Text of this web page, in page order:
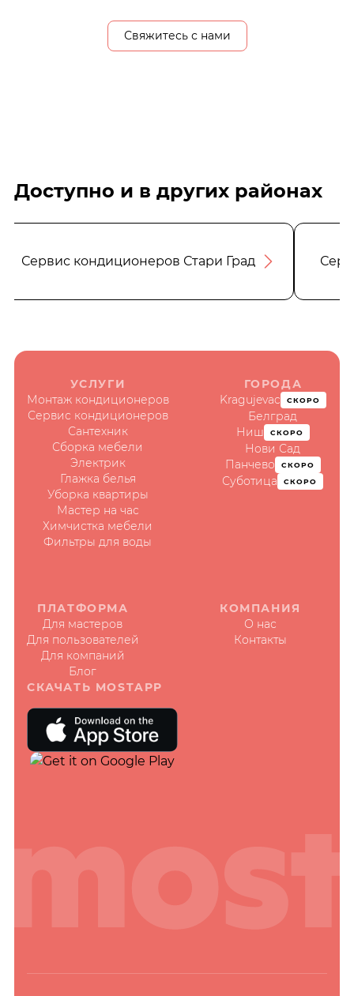
Свяжитесь с нами
Доступно и в других районах
Сервис кондиционеров Стари Град
УСЛУГИ
Монтаж кондиционеров
Сервис кондиционеров
Сантехник
Сборка мебели
Электрик
Глажка белья
Уборка квартиры
Мастер на час
Химчистка мебели
Фильтры для воды
ГОРОДА
Kragujevac
СКОРО
Белград
Ниш
СКОРО
Нови Сад
Панчево
СКОРО
Суботица СКОРО
ПЛАТФОРМА
Для мастеров
Для пользователей
Для компаний
Блог
КОМПАНИЯ
О нас
Контакты
СКАЧАТЬ MOSTAPP